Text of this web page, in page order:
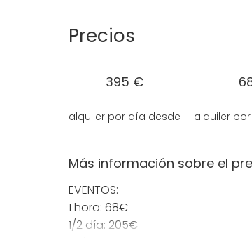
Precios
395 €
alquiler por día desde alquiler
Más información sobre el
EVENTOS:
1 hora: 68€
1/2 día: 205€